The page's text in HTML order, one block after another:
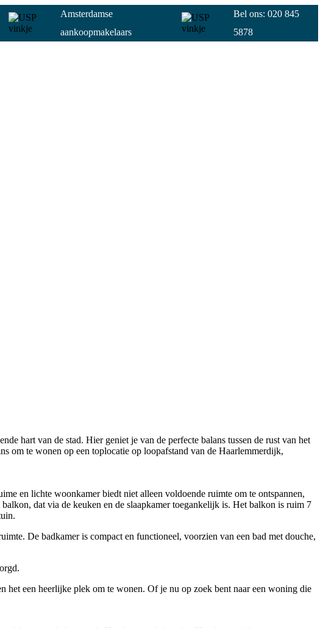
Amsterdamse
aankoopmakelaars
Bel ons: 020 845
5878
hart van de stad. Hier geniet je van de perfecte balans tussen de rust van het
om te wonen op een toplocatie op loopafstand van de Haarlemmerdijk,
en lichte woonkamer biedt niet alleen voldoende ruimte om te ontspannen,
dat via de keuken en de slaapkamer toegankelijk is. Het balkon is ruim 7
De badkamer is compact en functioneel, voorzien van een bad met douche,
een heerlijke plek om te wonen. Of je nu op zoek bent naar een woning die